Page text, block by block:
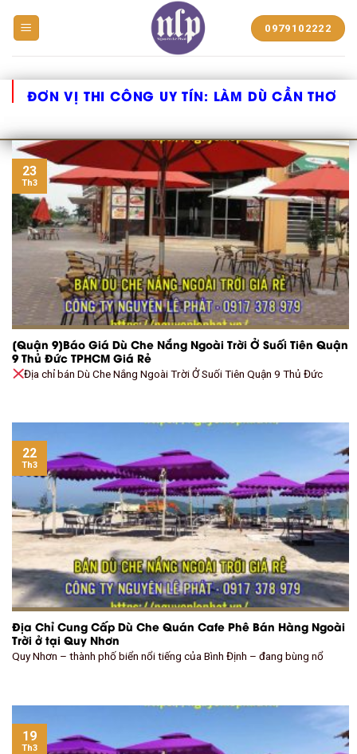
NHỰA
PHÁT
0979102222
ĐƠN VỊ THI CÔNG UY TÍN: LÀM DÙ CẦN THƠ
[Quận 9]Báo Giá Dù Che Nắng Ngoài Trời Ở Suối Tiên Quận
9 Thủ Đức TPHCM Giá Rẻ
Địa chỉ bán Dù Che Nắng Ngoài Trời Ở Suối Tiên Quận 9 Thủ Đức
23
Th3
Địa Chỉ Cung Cấp Dù Che Quán Cafe Phê Bán Hàng Ngoài
Trời ở tại Quy Nhơn
Quy Nhơn – thành phố biển nổi tiếng của Bình Định – đang bùng nổ
22
Th3
19
Th3